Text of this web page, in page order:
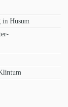
in Husum